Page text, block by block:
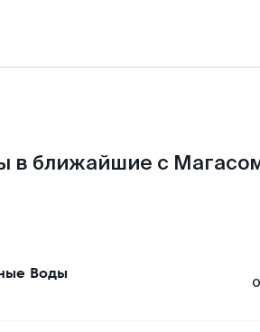
в ближайшие с
Воды